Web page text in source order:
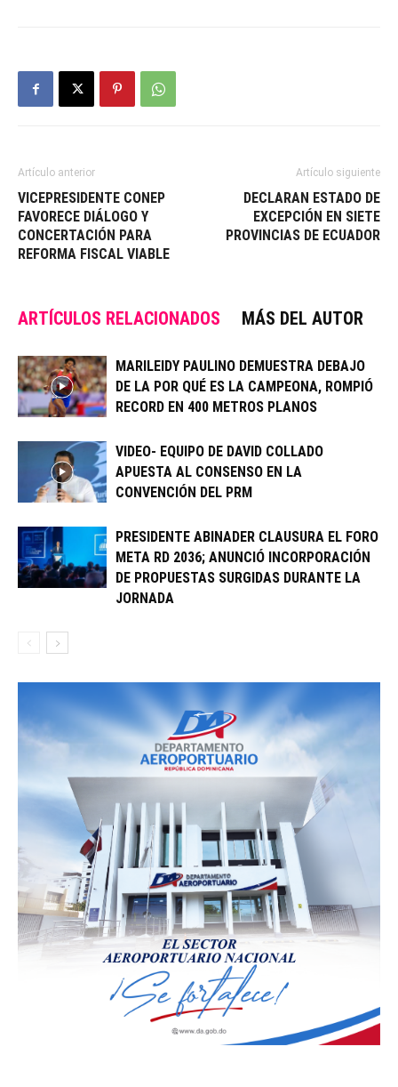
Artículo anterior
VICEPRESIDENTE CONEP
FAVORECE DIÁLOGO Y
CONCERTACIÓN PARA
REFORMA FISCAL VIABLE
Artículo siguiente
DECLARAN ESTADO DE
EXCEPCIÓN EN SIETE
PROVINCIAS DE ECUADOR
ARTÍCULOS RELACIONADOS MÁS DEL AUTOR
MARILEIDY PAULINO DEMUESTRA DEBAJO
DE LA POR QUÉ ES LA CAMPEONA, ROMPIÓ
RECORD EN 400 METROS PLANOS
VIDEO- EQUIPO DE DAVID COLLADO
APUESTA AL CONSENSO EN LA
CONVENCIÓN DEL PRM
PRESIDENTE ABINADER CLAUSURA EL FORO
META RD 2036; ANUNCIÓ INCORPORACIÓN
DE PROPUESTAS SURGIDAS DURANTE LA
JORNADA